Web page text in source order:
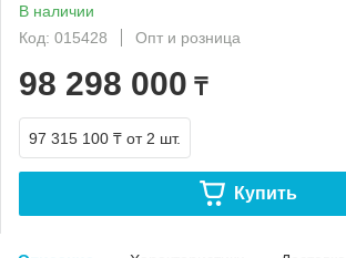
В наличии
Код: 015428
Опт и розница
98 298 000 ₸
97 315 100 ₸ от 2 шт.
Купить